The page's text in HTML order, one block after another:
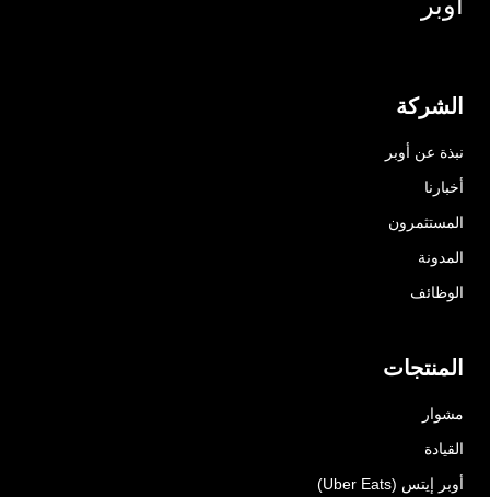
الشركة
نبذة عن أوبر
أخبارنا
المستثمرون
المدونة
الوظائف
المنتجات
مشوار
القيادة
أوبر إيتس (Uber Eats)